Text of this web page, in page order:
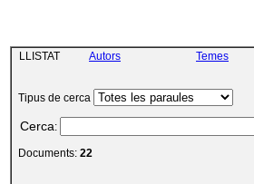
LLISTAT Autors Temes
Tipus de cerca
Cerca:
Documents: 22